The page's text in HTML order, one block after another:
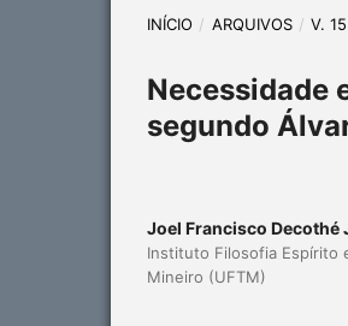
INÍCIO / ARQUIVOS / V.
Necessidade
segundo
Joel Francisco Decothé
Instituto Filosofia Espírito
Mineiro (UFTM)